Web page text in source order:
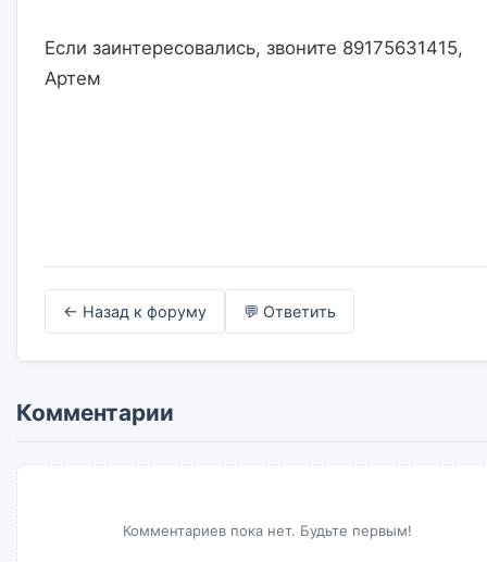
Если заинтересовались, звоните 89175631415,
Артем
← Назад к форуму 💬 Ответить
Комментарии
Комментариев пока нет. Будьте первым!